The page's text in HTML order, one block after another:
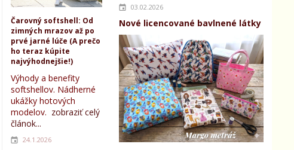
03.02.2026
Nové licencované bavlnené látky
Čarovný softshell: Od
zimných mrazov až po
prvé jarné lúče (A prečo
ho teraz kúpite
najvýhodnejšie!)
Výhody a benefity
softshellov. Nádherné
ukážky hotových
modelov. zobraziť celý
článok...
24.1.2026